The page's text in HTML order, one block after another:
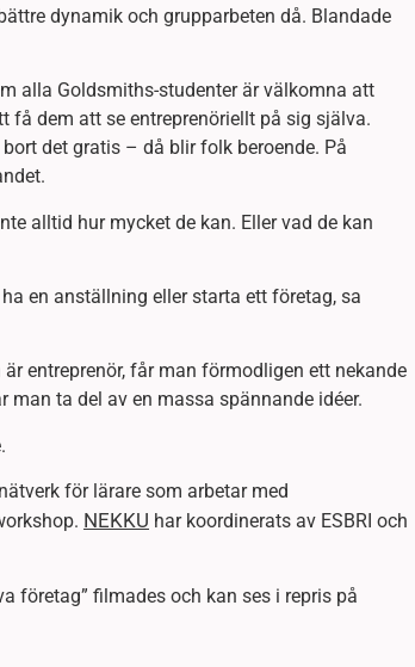
dynamik och grupparbeten då. Blandade
alla Goldsmiths-studenter är välkomna att
dem att se entreprenöriellt på sig själva.
det gratis – då blir folk beroende. På
alltid hur mycket de kan. Eller vad de kan
en anställning eller starta ett företag, sa
entreprenör, får man förmodligen ett nekande
man ta del av en massa spännande idéer.
för lärare som arbetar med
NEKKU har koordinerats av ESBRI och
företag” filmades och kan ses i repris på